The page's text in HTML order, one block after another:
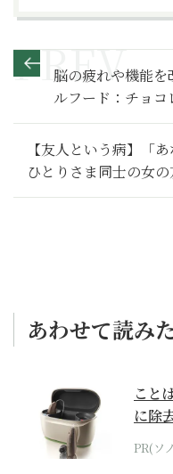
脳の疲れや機能
ルフード：チョ
高の食事術】
【友人という病】「
ひとりさま同士の女
～
あわせて読み
こと
に除
位モ
PR(ソ